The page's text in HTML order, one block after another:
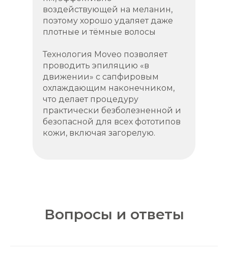
воздействующей на меланин,
поэтому хорошо удаляет даже
плотные и тёмные волосы
Технология Moveo позволяет
проводить эпиляцию «в
движении» с сапфировым
охлаждающим наконечником,
что делает процедуру
практически безболезненной и
безопасной для всех фототипов
кожи, включая загорелую.
Вопросы и ответы